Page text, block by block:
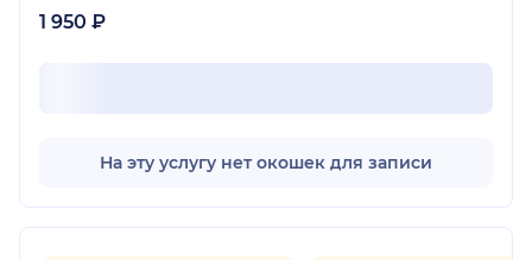
1 950 ₽
На эту услугу нет окошек для записи